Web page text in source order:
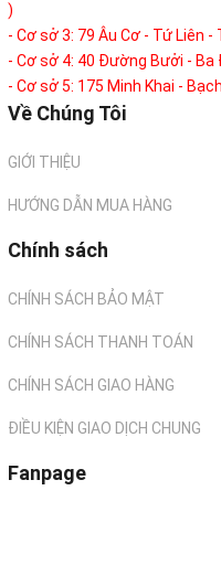
)
- Cơ sở 3: 79 Âu Cơ - Tứ Liên -
- Cơ sở 4: 40 Đường Bưởi - Ba
- Cơ sở 5: 175 Minh Khai -
Về Chúng Tôi
GIỚI THIỆU
HƯỚNG DẪN MUA HÀNG
Chính sách
CHÍNH SÁCH BẢO MẬT
CHÍNH SÁCH THANH TOÁN
CHÍNH SÁCH GIAO HÀNG
ĐIỀU KIỆN GIAO DỊCH CHUNG
Fanpage